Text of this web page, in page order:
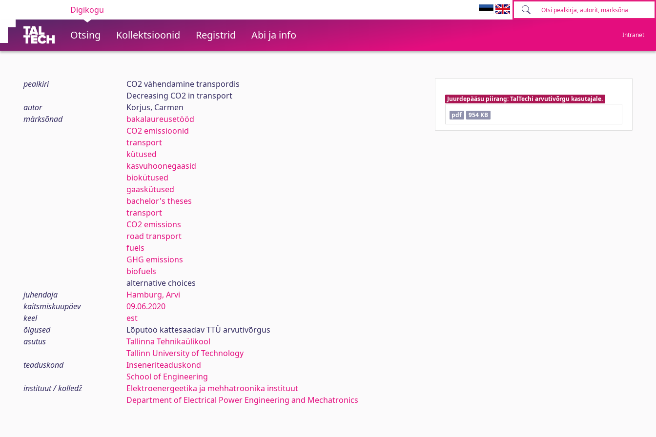
Digikogu
Otsing Kollektsioonid Registrid Abi ja info Intranet
pealkiri
CO2 vähendamine transpordis
Decreasing CO2 in transport
autor
Korjus, Carmen
märksõnad
bakalaureusetööd
CO2 emissioonid
transport
kütused
kasvuhoonegaasid
biokütused
gaaskütused
bachelor's theses
transport
CO2 emissions
road transport
fuels
GHG emissions
biofuels
alternative choices
juhendaja
Hamburg, Arvi
kaitsmiskuupäev
09.06.2020
keel
est
õigused
Lõputöö kättesaadav TTÜ arvutivõrgus
asutus
Tallinna Tehnikaülikool
Tallinn University of Technology
teaduskond
Inseneriteaduskond
School of Engineering
instituut / kolledž
Elektroenergeetika ja mehhatroonika instituut
Department of Electrical Power Engineering and Mechatronics
Juurdepääsu piirang: TalTechi arvutivõrgu kasutajale.
pdf
954 KB